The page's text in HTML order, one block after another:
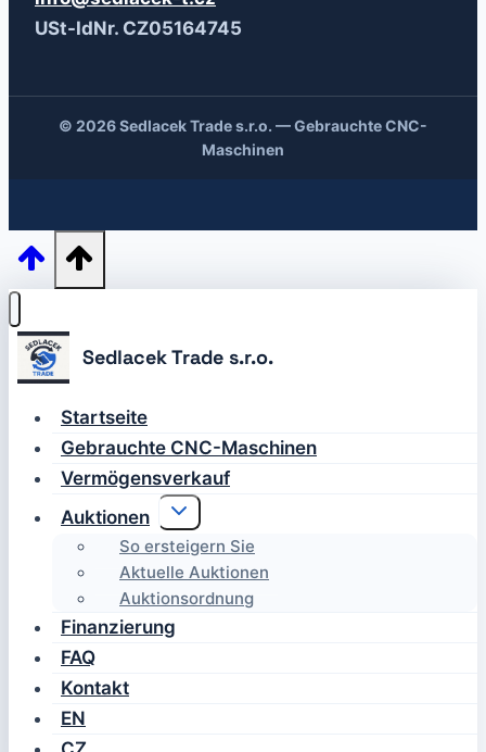
USt-IdNr. CZ05164745
© 2026 Sedlacek Trade s.r.o. — Gebrauchte CNC-
Maschinen
Startseite
Gebrauchte CNC-Maschinen
Vermögensverkauf
Auktionen
Untermenü
umschalten
So ersteigern Sie
Aktuelle Auktionen
Auktionsordnung
Finanzierung
FAQ
Kontakt
EN